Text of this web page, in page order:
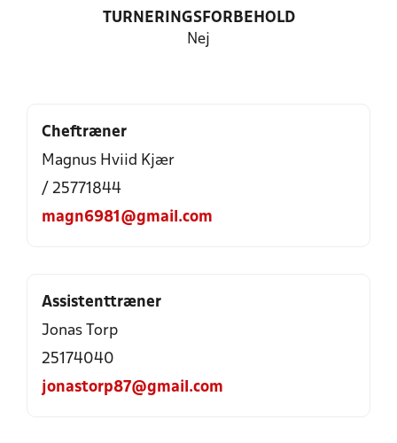
TURNERINGSFORBEHOLD
Nej
Cheftræner
Magnus Hviid Kjær
/ 25771844
magn6981@gmail.com
Assistenttræner
Jonas Torp
25174040
jonastorp87@gmail.com